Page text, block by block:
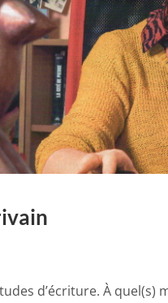
d’écriture. À quel(s)